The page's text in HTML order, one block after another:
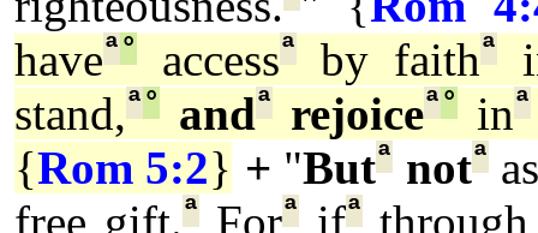
haveª° accessª by faithª
stand,ª° andª rejoiceª° inª
{Rom 5:2} + "Butª notª
free gift.ªForª ifªthrough